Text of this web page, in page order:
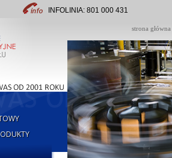
INFOLINIA: 801 000 431
strona główna